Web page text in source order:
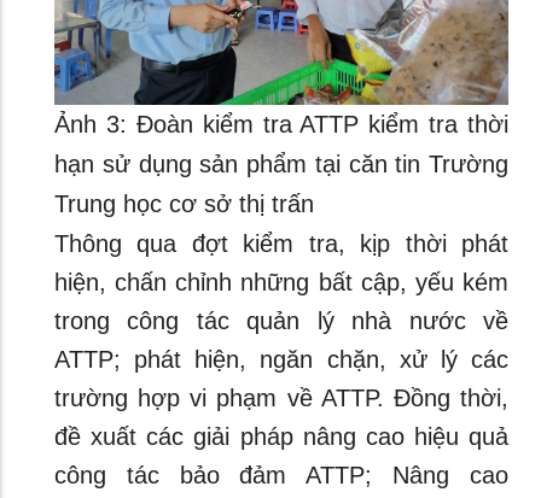
Ảnh 3: Đoàn kiểm tra ATTP kiểm tra thời
hạn sử dụng sản phẩm tại căn tin Trường
Trung học cơ sở thị trấn
Thông qua đợt kiểm tra, kịp thời phát
hiện, chấn chỉnh những bất cập, yếu kém
trong công tác quản lý nhà nước về
ATTP; phát hiện, ngăn chặn, xử lý các
trường hợp vi phạm về ATTP. Đồng thời,
đề xuất các giải pháp nâng cao hiệu quả
công tác bảo đảm ATTP; Nâng cao